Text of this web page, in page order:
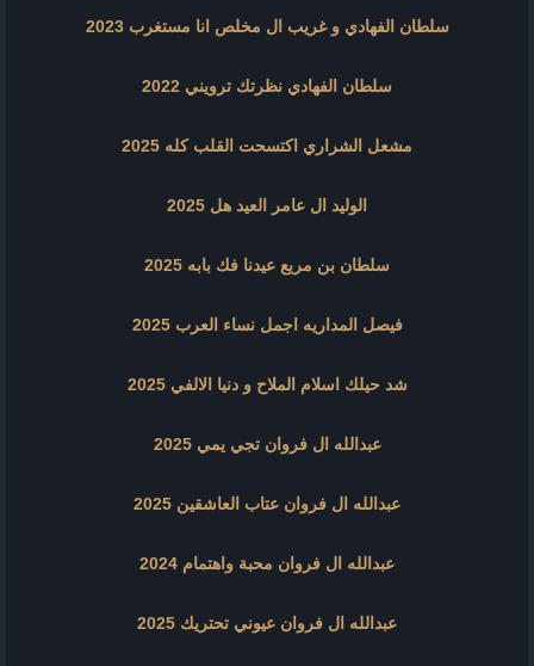
سلطان الفهادي و غريب ال مخلص انا مستغرب 2023
سلطان الفهادي نظرتك ترويني 2022
مشعل الشراري اكتسحت القلب كله 2025
الوليد ال عامر العيد هل 2025
سلطان بن مريع عيدنا فك بابه 2025
فيصل المداريه اجمل نساء العرب 2025
شد حيلك اسلام الملاح و دنيا الالفي 2025
عبدالله ال فروان تجي يمي 2025
عبدالله ال فروان عتاب العاشقين 2025
عبدالله ال فروان محبة واهتمام 2024
عبدالله ال فروان عيوني تحتريك 2025